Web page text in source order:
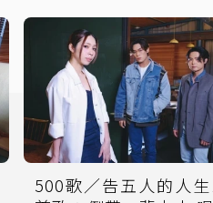
500歌／告五人的人